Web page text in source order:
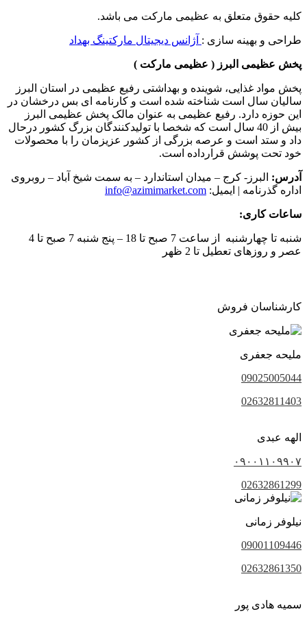
کلیه حقوق متعلق به عظیمی مارکت می باشد.
طراحی و بهینه سازی : آژانس دیجیتال مارکتینگ بهداد
پخش عظیمی البرز ( عظیمی مارکت )
پخش مواد غذایی، شوینده و بهداشتی رفیع عظیمی در استان البرز
سالیان سال است شناخته شده است و کارنامه ای بس درخشان در
این حوزه دارد. رفیع عظیمی به عنوان مالک پخش عظیمی البرز
بیش از 40 سال است که شخصا با تولیدکنندگان بزرگ کشور درحال
داد و ستد است و عرصه بزرگی از کشور عزیزمان را با محصولات
خود تحت پوشش قرارداده است.
آدرس: البرز- کرج – میدان استاندارد – به سمت شیخ آباد – روبروی
اداره گذرنامه | ایمیل: info@azimimarket.com
ساعات کاری:
شنبه تا چهارشنبه از ساعت 7 صبح تا 18 – پنج شنبه 7 صبح تا 4
عصر و روزهای تعطیل تا 2 ظهر
کارشناسان فروش
ملیحه جعفری
09025005044
02632811403
الهه عبدی
۰۹۰۰۱۱۰۹۹۰۷
02632861299
نیلوفر زمانی
09001109446
02632861350
سمیه هادی پور